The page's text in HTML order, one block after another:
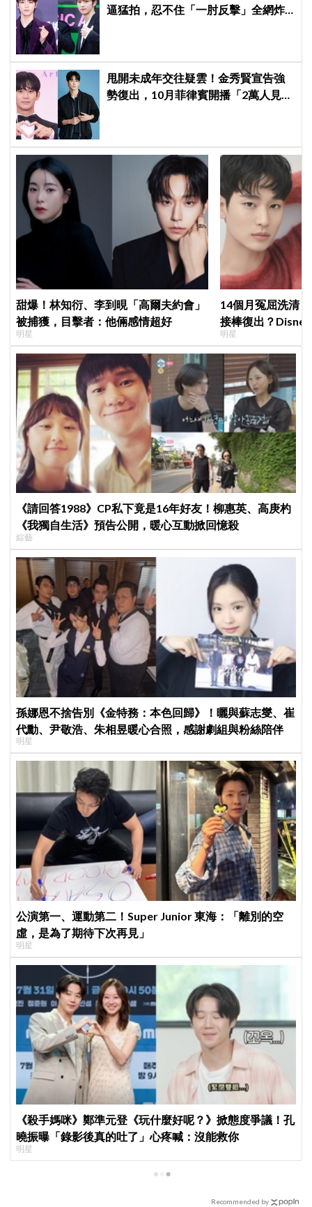
逼猛拍，忍不住「一肘反擊」全網炸
甩開未成年交往疑雲！金秀賢宣告強
勢復出，10月菲律賓開播「2萬人見面
甜爆！林知衍、李到晛「高爾夫約會」
被捕獲，目擊者：他倆感情超好
明星
14個月冤屈洗清
接棒復出？
明星
《請回答1988》CP私下竟是16年好友！柳惠英、高庚杓
《我獨自生活》預告公開，暖心互動掀回憶殺
綜藝
孫娜恩不捨告別《金特務：本色回歸》！曬與蘇志燮、崔
代勳、尹敬浩、朱相昱暖心合照，感謝劇組與粉絲陪伴
明星
公演第一、運動第二！Super Junior 東海：「離別的空
虛，是為了期待下次再見」
明星
《殺手媽咪》鄭準元登《玩什麼好呢？》掀態度爭議！孔
曉振曝「錄影後真的吐了」心疼喊：沒能救你
明星
Recommended by